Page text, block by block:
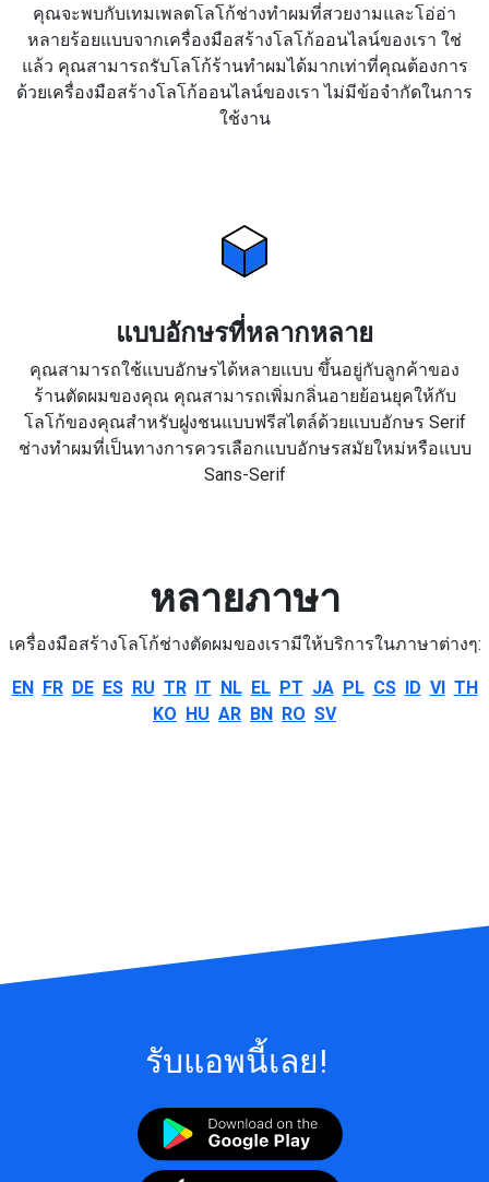
คุณจะพบกับเทมเพลตโลโก้ช่างทำผมที่สวยงามและโอ่อ่า
หลายร้อยแบบจากเครื่องมือสร้างโลโก้ออนไลน์ของเรา ใช่
แล้ว คุณสามารถรับโลโก้ร้านทำผมได้มากเท่าที่คุณต้องการ
ด้วยเครื่องมือสร้างโลโก้ออนไลน์ของเรา ไม่มีข้อจำกัดในการ
ใช้งาน
แบบอักษรที่หลากหลาย
คุณสามารถใช้แบบอักษรได้หลายแบบ ขึ้นอยู่กับลูกค้าของ
ร้านตัดผมของคุณ คุณสามารถเพิ่มกลิ่นอายย้อนยุคให้กับ
โลโก้ของคุณสำหรับฝูงชนแบบฟรีสไตล์ด้วยแบบอักษร Serif
ช่างทำผมที่เป็นทางการควรเลือกแบบอักษรสมัยใหม่หรือแบบ
Sans-Serif
หลายภาษา
เครื่องมือสร้างโลโก้ช่างตัดผมของเรามีให้บริการในภาษาต่างๆ:
EN FR DE ES RU TR IT NL EL PT JA PL CS ID VI TH
KO HU AR BN RO SV
รับแอพนี้เลย!